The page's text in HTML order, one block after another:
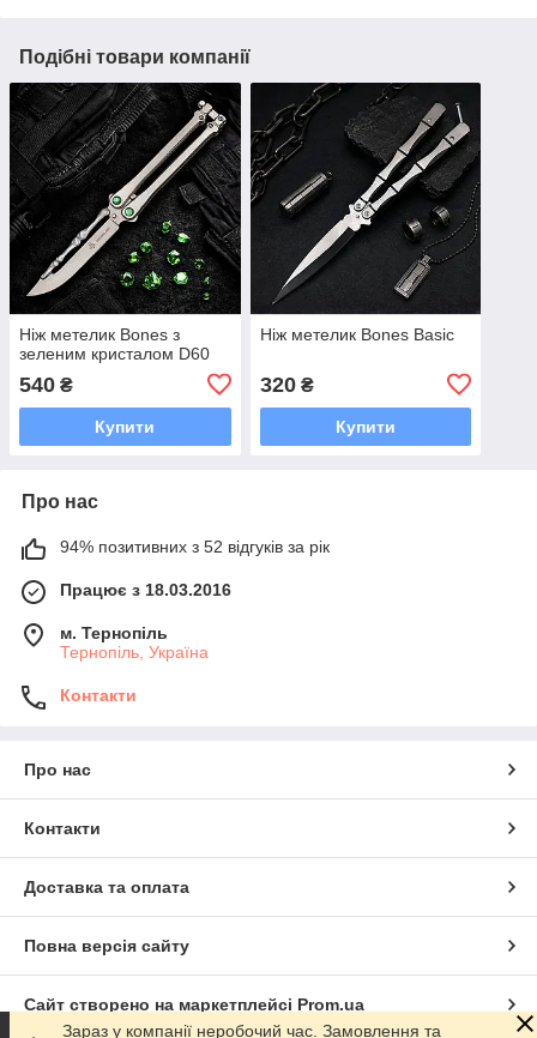
Подібні товари компанії
Ніж метелик Bones з
зеленим кристалом D60
540 ₴
Купити
Ніж метелик Bones Basic
320₴
Купити
Про нас
94% позитивних з 52 відгуків за рік
Працює з 18.03.2016
м. Тернопіль
Тернопіль, Україна
Контакти
Про нас
Контакти
Доставка та оплата
Повна версія сайту
Сайт створено на маркетплейсі Prom.ua
Зараз у компанії неробочий час. Замовлення та